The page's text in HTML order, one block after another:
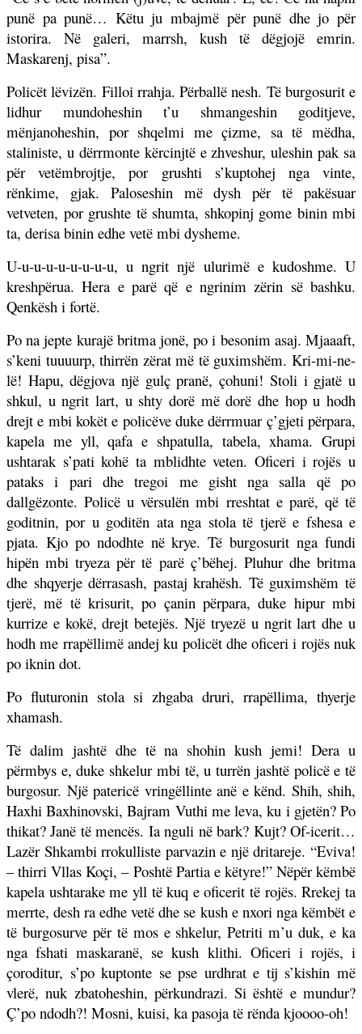
punë pa punë… Këtu ju mbajmë për punë dhe jo për
istorira. Në galeri, marrsh, kush të dëgjojë emrin.
Maskarenj, pisa”.
Policët lëvizën. Filloi rrahja. Përballë nesh. Të burgosurit e
lidhur mundoheshin t’u shmangeshin goditjeve,
mënjanoheshin, por shqelmi me çizme, sa të mëdha,
staliniste, u dërrmonte kërcinjtë e zhveshur, uleshin pak sa
për vetëmbrojtje, por grushti s’kuptohej nga vinte,
rënkime, gjak. Paloseshin më dysh për të pakësuar
vetveten, por grushte të shumta, shkopinj gome binin mbi
ta, derisa binin edhe vetë mbi dysheme.
U-u-u-u-u-u-u-u-u, u ngrit një ulurimë e kudoshme. U
kreshpërua. Hera e parë që e ngrinim zërin së bashku.
Qenkësh i fortë.
Po na jepte kurajë britma jonë, po i besonim asaj. Mjaaaft,
s’keni tuuuurp, thirrën zërat më të guximshëm. Kri-mi-ne-
lë! Hapu, dëgjova një gulç pranë, çohuni! Stoli i gjatë u
shkul, u ngrit lart, u shty dorë më dorë dhe hop u hodh
drejt e mbi kokët e policëve duke dërrmuar ç’gjeti përpara,
kapela me yll, qafa e shpatulla, tabela, xhama. Grupi
ushtarak s’pati kohë ta mblidhte veten. Oficeri i rojës u
pataks i pari dhe tregoi me gisht nga salla që po
dallgëzonte. Policë u vërsulën mbi rreshtat e parë, që të
goditnin, por u goditën ata nga stola të tjerë e fshesa e
pjata. Kjo po ndodhte në krye. Të burgosurit nga fundi
hipën mbi tryeza për të parë ç’bëhej. Pluhur dhe britma
dhe shqyerje dërrasash, pastaj krahësh. Të guximshëm të
tjerë, më të krisurit, po çanin përpara, duke hipur mbi
kurrize e kokë, drejt betejës. Një tryezë u ngrit lart dhe u
hodh me rrapëllimë andej ku policët dhe oficeri i rojës nuk
po iknin dot.
Po fluturonin stola si zhgaba druri, rrapëllima, thyerje
xhamash.
Të dalim jashtë dhe të na shohin kush jemi! Dera u
përmbys e, duke shkelur mbi të, u turrën jashtë policë e të
burgosur. Një patericë vringëllinte anë e kënd. Shih, shih,
Haxhi Baxhinovski, Bajram Vuthi me leva, ku i gjetën? Po
thikat? Janë të mencës. Ia nguli në bark? Kujt? Of-icerit…
Lazër Shkambi rrokulliste parvazin e një dritareje. “Eviva!
– thirri Vllas Koçi, – Poshtë Partia e këtyre!” Nëpër këmbë
kapela ushtarake me yll të kuq e oficerit të rojës. Rrekej ta
merrte, desh ra edhe vetë dhe se kush e nxori nga këmbët e
të burgosurve për të mos e shkelur, Petriti m’u duk, e ka
nga fshati maskaranë, se kush klithi. Oficeri i rojës, i
çoroditur, s’po kuptonte se pse urdhrat e tij s’kishin më
vlerë, nuk zbatoheshin, përkundrazi. Si është e mundur?
Ç’po ndodh?! Mosni, kuisi, ka pasoja të rënda kjoooo-oh!